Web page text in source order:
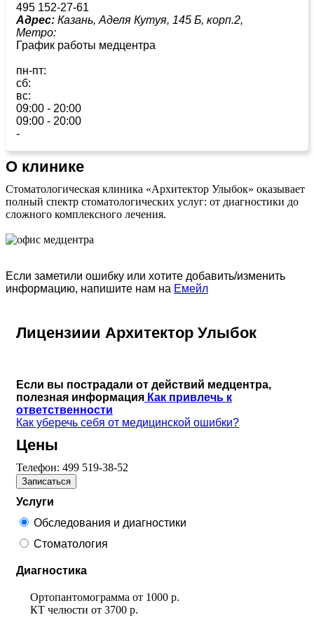
495 152-27-61
Адрес: Казань, Аделя Кутуя, 145 Б, корп.2,
Метро:
График работы медцентра
пн-пт:
сб:
вс:
09:00 - 20:00
09:00 - 20:00
-
О клинике
Стоматологическая клиника «Архитектор Улыбок» оказывает
полный спектр стоматологических услуг: от диагностики до
сложного комплексного лечения.
Если заметили ошибку или хотите добавить/изменить
информацию, напишите нам на Емейл
Лицензиии Архитектор Улыбок
Если вы пострадали от действий медцентра,
полезная информация Как привлечь к
ответственности
Как уберечь себя от медицинской ошибки?
Цены
Телефон: 499 519-38-52
Записаться
Услуги
Обследования и диагностики
Стоматология
Диагностика
Ортопантомограмма от 1000 р.
КТ челюсти от 3700 р.